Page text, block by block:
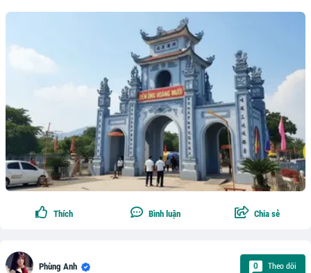
Thích Bình luận Chia sẻ
Phùng Anh 0 Theo dõi